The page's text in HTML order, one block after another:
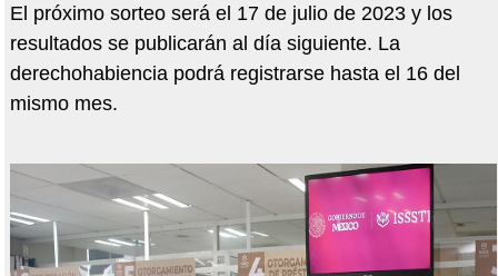
El próximo sorteo será el 17 de julio de 2023 y los
resultados se publicarán al día siguiente. La
derechohabiencia podrá registrarse hasta el 16 del
mismo mes.